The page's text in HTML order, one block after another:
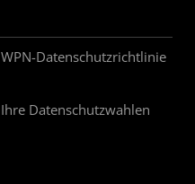
WPN-Datenschutzrichtlinie
Ihre Datenschutzwahlen